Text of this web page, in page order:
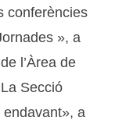
conferències
», a
l’Àrea de
Secció
endavant», a